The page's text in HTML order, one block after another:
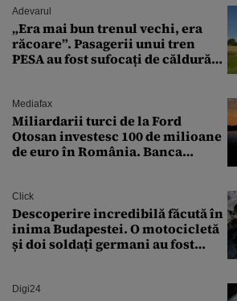
Adevarul
„Era mai bun trenul vechi, era
răcoare”. Pasagerii unui tren
PESA au fost sufocați de căldură
Mediafax
Miliardarii turci de la Ford
Otosan investesc 100 de milioane
de euro în România. Banca
Click
Descoperire incredibilă făcută în
inima Budapestei. O motocicletă
și doi soldați germani au fost
Digi24